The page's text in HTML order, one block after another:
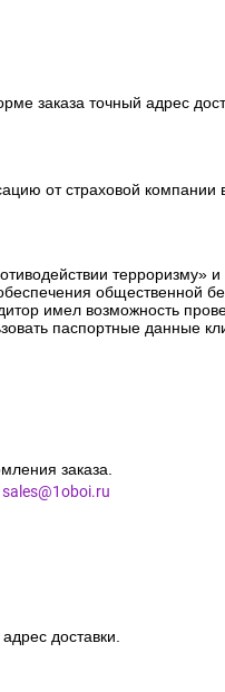
заказа точный адрес
от страховой компании
терроризму» и
общественной
имел возможность
паспортные данные
заказа.
sales@1oboi.ru
доставки.